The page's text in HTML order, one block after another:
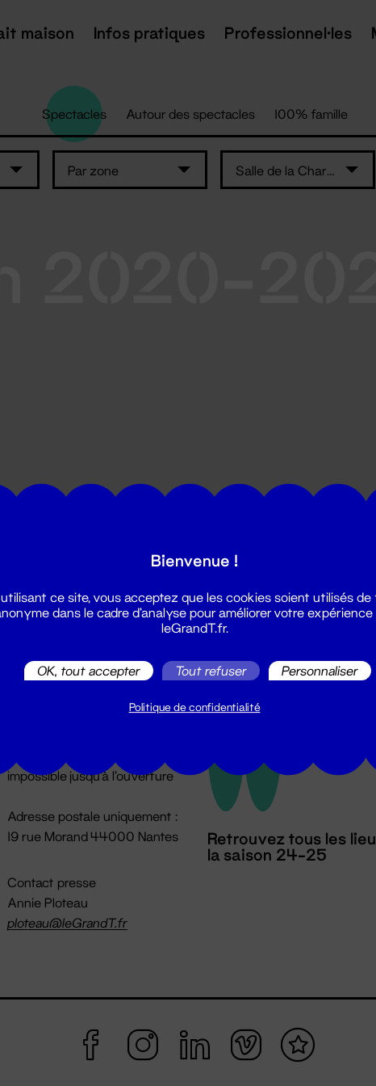
maison Infos pratiques Professionnel·les
Spectacles Autour des spectacles 100% famille
Par zone Salle de la Charbonnière – Ancenis-Saint-Géréon
les actualités du Grand T :
Billetterie
billetterie@leGrandT.fr
impossible jusqu'à l'ouverture
Adresse postale uniquement :
19 rue Morand 44000 Nantes
Contact presse
Annie Ploteau
ploteau@leGrandT.fr
Retrouvez tous les
la saison 24-25
Bienvenue !
ce site, vous acceptez que les cookies soient utilisés de
dans le cadre d'analyse pour améliorer votre expérience
leGrandT.fr.
OK, tout accepter Tout refuser Personnaliser
Politique de confidentialité